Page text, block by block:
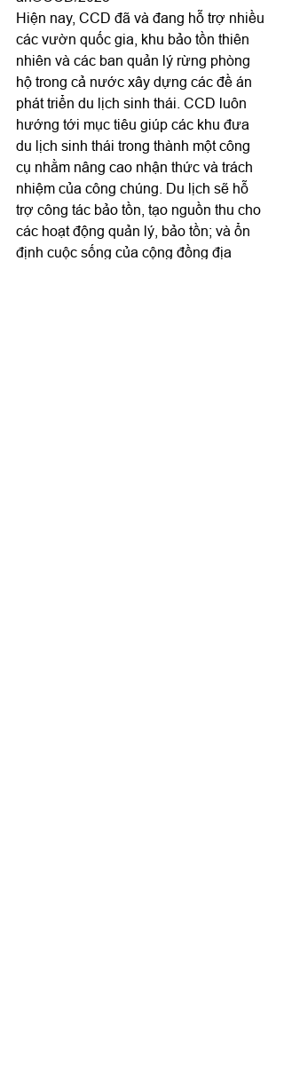
Hiện nay, CCD đã và đang hỗ trợ nhiều
các vườn quốc gia, khu bảo tồn thiên
nhiên và các ban quản lý rừng phòng
hộ trong cả nước xây dựng các đề án
phát triển du lịch sinh thái. CCD luôn
hướng tới mục tiêu giúp các khu đưa
du lịch sinh thái trong thành một công
cụ nhằm nâng cao nhận thức và trách
nhiệm của công chúng. Du lịch sẽ hỗ
trợ công tác bảo tồn, tạo nguồn thu cho
các hoạt động quản lý, bảo tồn; và ổn
định cuộc sống của cộng đồng địa